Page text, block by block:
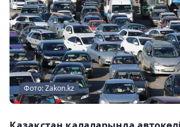
Фото: Zakon.kz